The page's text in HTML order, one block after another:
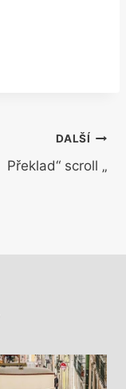
DALŠÍ
Překlad“ scroll „